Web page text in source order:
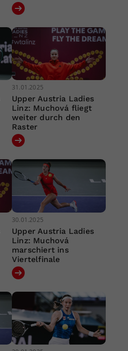
31.01.2025
Upper Austria Ladies
Linz: Muchová fliegt
weiter durch den
Raster
30.01.2025
Upper Austria Ladies
Linz: Muchová
marschiert ins
Viertelfinale